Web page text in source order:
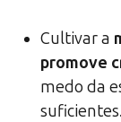
Cultivar a
promove
medo da
suficientes.